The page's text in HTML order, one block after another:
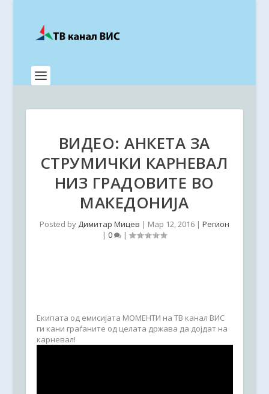
ВИДЕО: АНКЕТА ЗА
СТРУМИЧКИ КАРНЕВАЛ
НИЗ ГРАДОВИТЕ ВО
МАКЕДОНИЈА
Posted by Димитар Мицев | Мар 12, 2016| Регион
|0 |
Екипата од емисијата МОМЕНТИ на ТВ канал ВИС
ги кани граѓаните од целата држава да дојдат на
карневал!